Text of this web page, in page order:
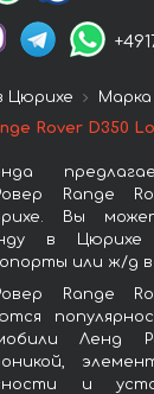
Цюрихе
Марка
Rover D350
Range
Вы
в
или ж/д
Range
Ленд
и